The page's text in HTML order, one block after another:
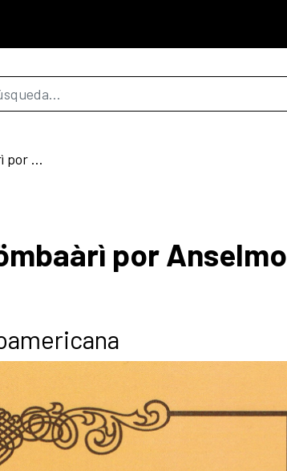
búsqueda
Cuentos Bubis: Monnà Vìttömbaàrì por Anselmo Ebiaca Moete
por Anselmo